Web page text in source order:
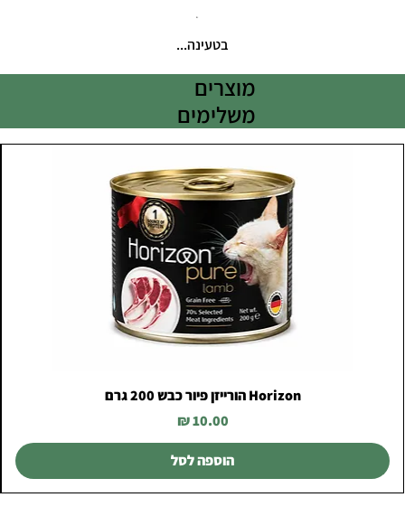
בטעינה...
מוצרים
משלימים
Horizon הורייזן פיור כבש 200 גרם
מחיר
הוספה לסל